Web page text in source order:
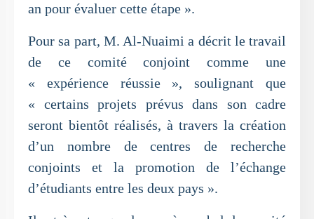
an pour évaluer cette étape ».
Pour sa part, M. Al-Nuaimi a décrit le travail
de ce comité conjoint comme une
« expérience réussie », soulignant que
« certains projets prévus dans son cadre
seront bientôt réalisés, à travers la création
d’un nombre de centres de recherche
conjoints et la promotion de l’échange
d’étudiants entre les deux pays ».